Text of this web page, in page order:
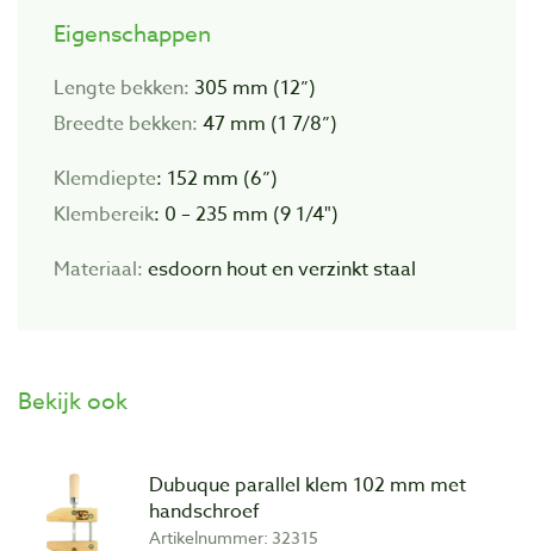
Eigenschappen
Lengte bekken: 305 mm (12”)
Breedte bekken: 47 mm (1 7/8”)
Klemdiepte: 152 mm (6”)
Klembereik: 0 – 235 mm (9 1/4")
Materiaal: esdoorn hout en verzinkt staal
Bekijk ook
Dubuque parallel klem 102 mm met
handschroef
Artikelnummer: 32315